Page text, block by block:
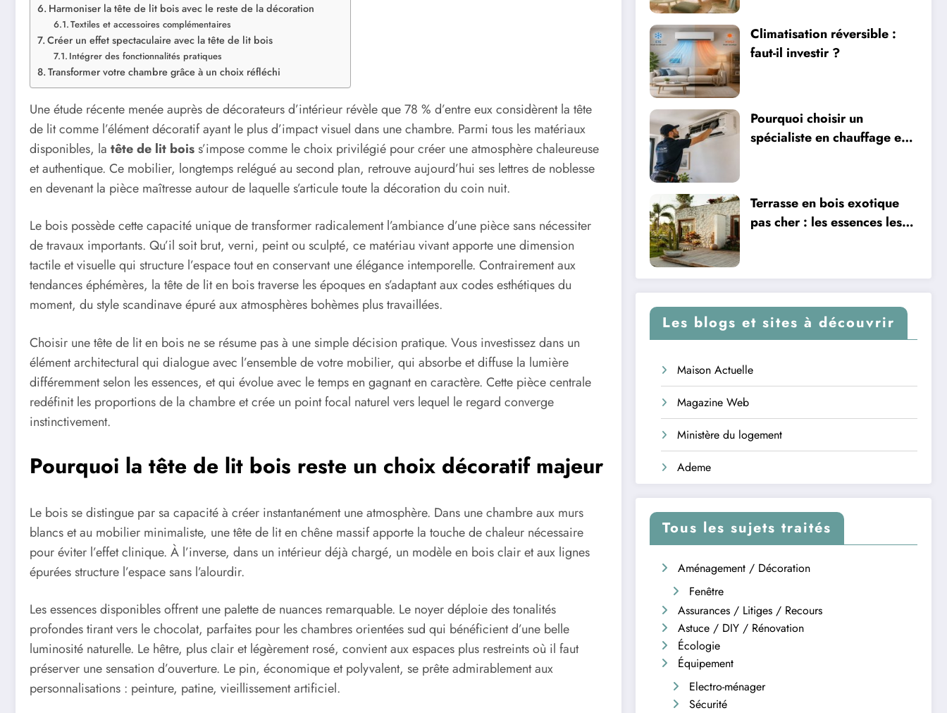
Harmoniser la tête de lit bois avec le reste de la décoration
Textiles et accessoires complémentaires
Créer un effet spectaculaire avec la tête de lit bois
Intégrer des fonctionnalités pratiques
Transformer votre chambre grâce à un choix réfléchi
Une étude récente menée auprès de décorateurs d’intérieur révèle que 78 % d’entre eux considèrent la tête
de lit comme l’élément décoratif ayant le plus d’impact visuel dans une chambre. Parmi tous les matériaux
disponibles, la tête de lit boiss’impose comme le choix privilégié pour créer une atmosphère chaleureuse
et authentique. Ce mobilier, longtemps relégué au second plan, retrouve aujourd’hui ses lettres de noblesse
en devenant la pièce maîtresse autour de laquelle s’articule toute la décoration du coin nuit.
Le bois possède cette capacité unique de transformer radicalement l’ambiance d’une pièce sans nécessiter
de travaux importants. Qu’il soit brut, verni, peint ou sculpté, ce matériau vivant apporte une dimension
tactile et visuelle qui structure l’espace tout en conservant une élégance intemporelle. Contrairement aux
tendances éphémères, la tête de lit en bois traverse les époques en s’adaptant aux codes esthétiques du
moment, du style scandinave épuré aux atmosphères bohèmes plus travaillées.
Choisir une tête de lit en bois ne se résume pas à une simple décision pratique. Vous investissez dans un
élément architectural qui dialogue avec l’ensemble de votre mobilier, qui absorbe et diffuse la lumière
différemment selon les essences, et qui évolue avec le temps en gagnant en caractère. Cette pièce centrale
redéfinit les proportions de la chambre et crée un point focal naturel vers lequel le regard converge
instinctivement.
Pourquoi la tête de lit bois reste un choix décoratif majeur
Le bois se distingue par sa capacité à créer instantanément une atmosphère. Dans une chambre aux murs
blancs et au mobilier minimaliste, une tête de lit en chêne massif apporte la touche de chaleur nécessaire
pour éviter l’effet clinique. À l’inverse, dans un intérieur déjà chargé, un modèle en bois clair et aux lignes
épurées structure l’espace sans l’alourdir.
Les essences disponibles offrent une palette de nuances remarquable. Le noyer déploie des tonalités
profondes tirant vers le chocolat, parfaites pour les chambres orientées sud qui bénéficient d’une belle
luminosité naturelle. Le hêtre, plus clair et légèrement rosé, convient aux espaces plus restreints où il faut
préserver une sensation d’ouverture. Le pin, économique et polyvalent, se prête admirablement aux
personnalisations : peinture, patine, vieillissement artificiel.
Climatisation réversible :
faut-il investir ?
Pourquoi choisir un
spécialiste en chauffage et
Terrasse en bois exotique
pas cher : les essences les
Les blogs et sites à découvrir
Maison Actuelle
Magazine Web
Ministère du logement
Ademe
Tous les sujets traités
Aménagement / Décoration
Fenêtre
Assurances / Litiges / Recours
Astuce / DIY / Rénovation
Écologie
Équipement
Electro-ménager
Sécurité